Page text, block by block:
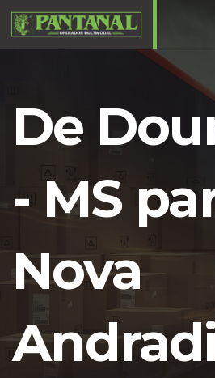
De
- MS
Nova